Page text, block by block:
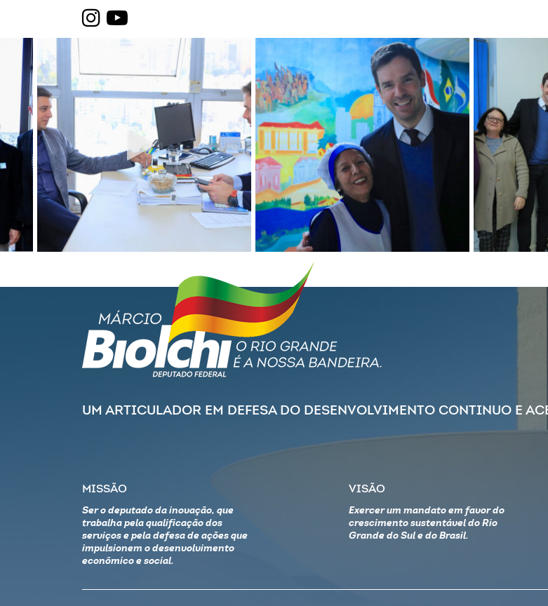
UM ARTICULADOR EM DEFESA DO DESENVOLVIMENTO CONTINUO E
MISSÃO
Ser o deputado da inovação, que
trabalha pela qualificação dos
serviços e pela defesa de ações que
impulsionem o desenvolvimento
econômico e social.
VISÃO
Exercer um mandato em favor do
crescimento sustentável do Rio
Grande do Sul e do Brasil.